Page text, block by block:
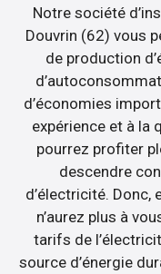
Notre société
Douvrin (62) vous
de production
d’économies
expérience et à la
pourrez profiter
descendre
d’électricité. Donc,
n’aurez plus à
tarifs de
source d’énergie